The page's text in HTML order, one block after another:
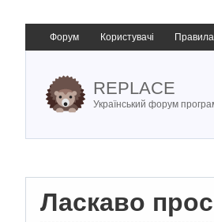
Форум Користувачі Правила
REPLACE
Український форум
Ласкаво